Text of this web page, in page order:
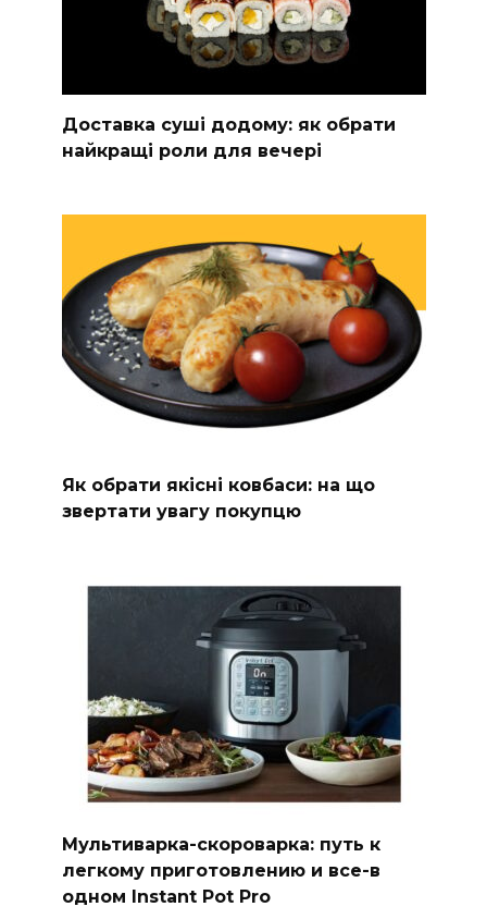
Доставка суші додому: як обрати
найкращі роли для вечері
Як обрати якісні ковбаси: на що
звертати увагу покупцю
Мультиварка-скороварка: путь к
легкому приготовлению и все-в
одном Instant Pot Pro